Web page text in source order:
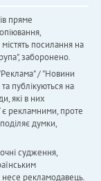
пряме
посилання на
заборонено.
/ "Новини
публікуються на
які в них
рекламними, проте
думки,
судження,
несе рекламодавець.